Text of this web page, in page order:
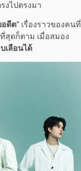
งไปตรงมา
อดีต” เรื่องราวของคนที่
สุดก็ตาม เมื่อสมอง
เลือนได้